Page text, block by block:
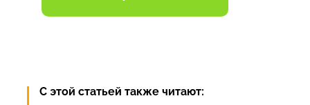
С этой статьей также читают: